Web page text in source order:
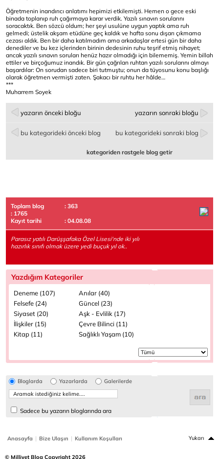
Öğretmenin inandırıcı anlatımı hepimizi etkilemişti. Hemen o gece eski
binada toplanıp ruh çağırmaya karar verdik. Yazılı sınavın sorularını
soracaktık. Ben sözcü oldum; her şeyi usulüne uygun yaptık ama ruh
gelmedi; üstelik akşam etüdüne geç kaldık ve hafta sonu dışarı çıkmama
cezası aldık. Ben bir daha katılmadım ama arkadaşlar ertesi gün bir daha
denediler ve bu kez içlerinden birinin dedesinin ruhu teşrif etmiş nihayet;
ancak yazılı sınavın soruları henüz hazır olmadığı için bilememiş. Yemin billah
ettiler ve birçoğumuz inandık. Bir gün çağrılan ruhtan yazılı sorularını almayı
başardılar: On sorudan sadece biri tutmuştu; onun da tüyosunu konu başlığı
olarak öğretmen vermişti zaten. Şakacı bir ruhtu her hâlde…
***
Muharrem Soyek
yazarın önceki bloğu yazarın sonraki bloğu
bu kategorideki önceki blog bu kategorideki sonraki blog
kategoriden rastgele blog getir
Toplam blog
: 363
: 1765
Kayıt tarihi
: 04.08.08
Parasız yatılı Darüşşafaka Özel Lisesi'nde iki yılı
hazırlık sınıfı olmak üzere yedi buçuk yıl ok..
Yazdığım Kategoriler
Deneme (107)
Anılar (40)
Felsefe (24)
Güncel (23)
Siyaset (20)
Aşk - Evlilik (17)
İlişkiler (15)
Çevre Bilinci (11)
Kitap (11)
Sağlıklı Yaşam (10)
Bloglarda Yazarlarda Galerilerde
Sadece bu yazarın bloglarında ara
Anasayfa | Bize Ulaşın | Kullanım Koşulları Yukarı
© Milliyet Blog Copyright 2026